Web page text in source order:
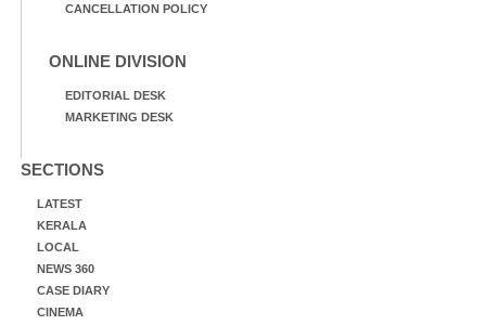
CANCELLATION POLICY
ONLINE DIVISION
EDITORIAL DESK
MARKETING DESK
SECTIONS
LATEST
KERALA
LOCAL
NEWS 360
CASE DIARY
CINEMA